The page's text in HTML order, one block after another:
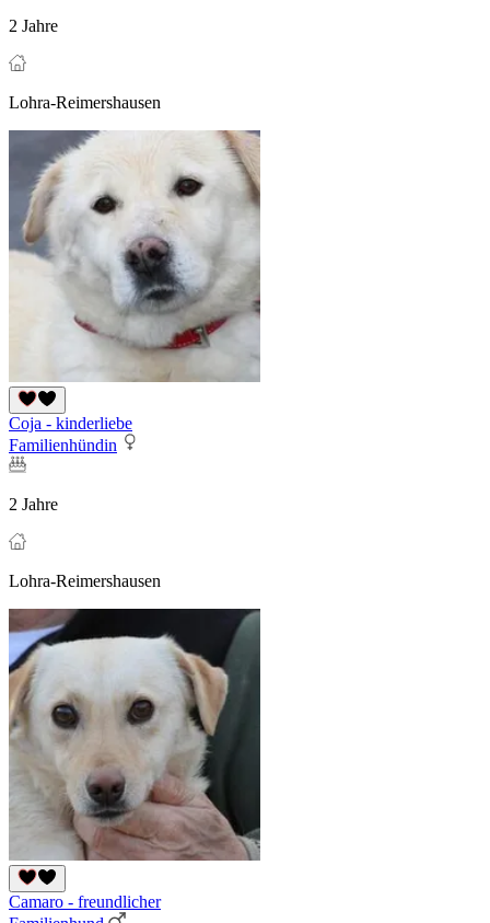
2 Jahre
Lohra-Reimershausen
Coja - kinderliebe
Familienhündin
2 Jahre
Lohra-Reimershausen
Camaro - freundlicher